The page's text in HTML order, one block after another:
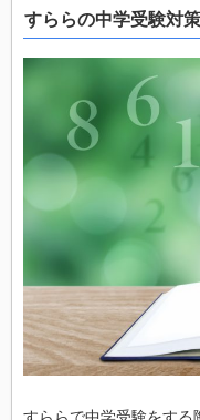
すららの中学受験対
すららで中学受験をする